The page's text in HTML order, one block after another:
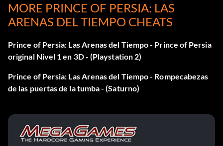
Maestro del juego (Oro)
Prince of Persia (Platino)
MORE PRINCE OF PERSIA: LAS
ARENAS DEL TIEMPO CHEATS
Prince of Persia: Las Arenas del Tiempo - Prince of Persia
original Nivel 1 en 3D - (Playstation 2)
Prince of Persia: Las Arenas del Tiempo - Rompecabezas
de las puertas de la tumba - (Saturno)